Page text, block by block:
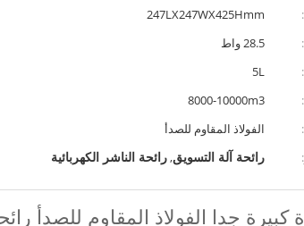
247LX247WX425Hmm
28.5 واط
5L
8000-10000m3
الفولاذ المقاوم للصدأ
رائحة آلة التسويق,رائحة الناشر الكهربائية